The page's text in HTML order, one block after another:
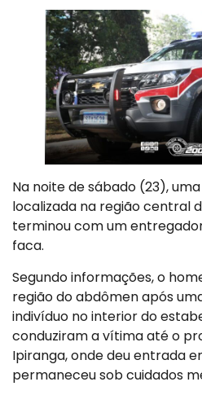
Na noite de sábado (23),
localizada na região central
terminou com um
faca.
Segundo informações, o
região do abdômen após
indivíduo no interior do
conduziram a vítima até o
Ipiranga, onde deu entrada
permaneceu sob cuidados